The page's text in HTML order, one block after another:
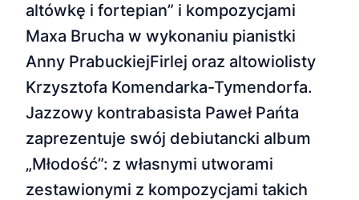
altówkę i fortepian” i kompozycjami
Maxa Brucha w wykonaniu pianistki
Anny PrabuckiejFirlej oraz altowiolisty
Krzysztofa Komendarka-Tymendorfa.
Jazzowy kontrabasista Paweł Pańta
zaprezentuje swój debiutancki album
„Młodość”: z własnymi utworami
zestawionymi z kompozycjami takich